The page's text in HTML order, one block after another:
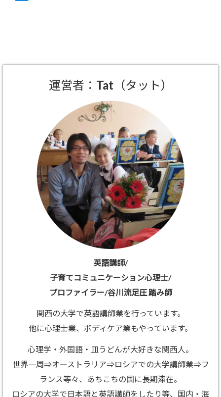
運営者：Tat（タット）
英語講師/
子育てコミュニケーション心理士/
プロファイラー/谷川流足圧 踏み師
関西の大学で英語講師業を行っています。
他に心理士業、ボディケア業もやっています。
心理学・外国語・皿うどんが大好きな関西人。
世界一周⇒オーストラリア⇒ロシアでの大学講師業⇒フ
ランス等々、あちこちの国に長期滞在。
ロシアの大学で日本語と英語講師をしたり等、国内・海